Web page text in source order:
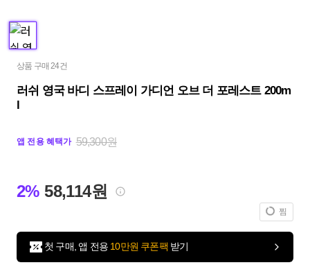
상품 구매 24건
러쉬 영국 바디 스프레이 가디언 오브 더 포레스트 200m
l
앱 전용 혜택가 59,300원
2% 58,114원
찜
첫 구매, 앱 전용 10만원 쿠폰팩 받기